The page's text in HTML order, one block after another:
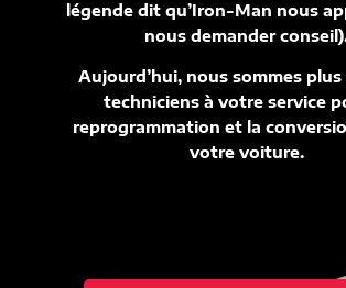
légende dit qu’Iron-Man nous
nous demander
Aujourd’hui, nous sommes
techniciens à votre service
reprogrammation et la
votre voiture.